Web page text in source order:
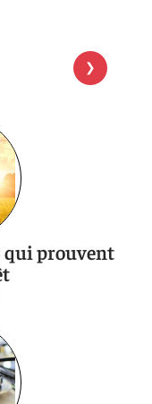
qui prouvent